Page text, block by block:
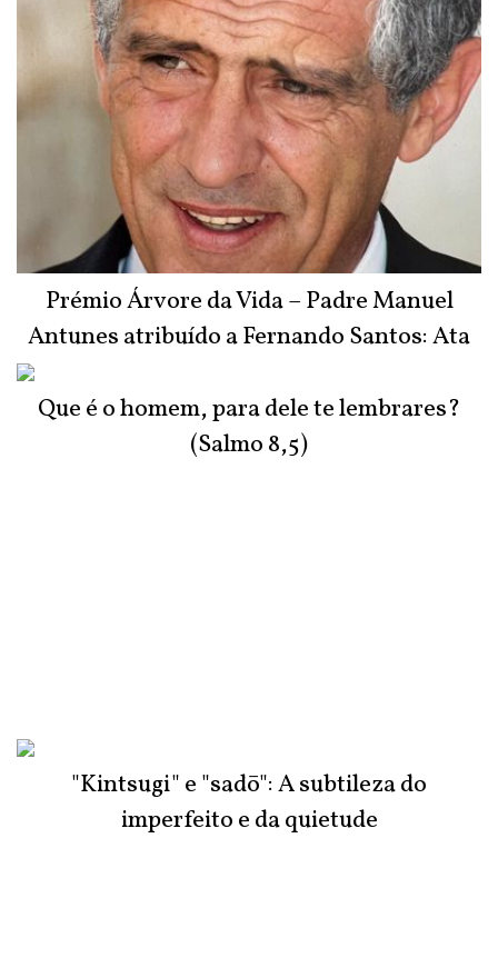
Prémio Árvore da Vida – Padre Manuel
Antunes atribuído a Fernando Santos: Ata
Que é o homem, para dele te lembrares?
(Salmo 8,5)
"Kintsugi" e "sadō": A subtileza do
imperfeito e da quietude